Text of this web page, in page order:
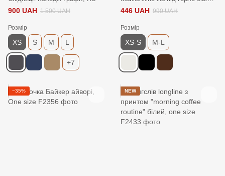
900 UAH 1 500 UAH
Розмір
XS S M L
+7
446 UAH 990 UAH
Розмір
XS-S M-L
−35% NEW